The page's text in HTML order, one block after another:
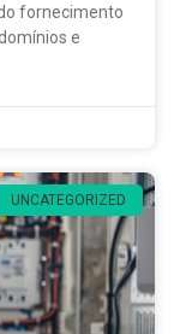
fornecimento
e
UNCATEGORIZED